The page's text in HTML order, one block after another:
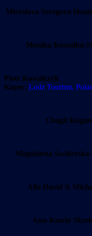
Miroslava Seregova
Monika Koszalka-
Piotr Kowalczyk
Koper, Lodz Tourism,
Chagit Kogan
Magdalena
Alla David &
Ann-Katrin Skrek